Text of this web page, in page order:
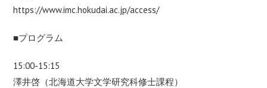
https://www.imc.hokudai.ac.jp/access/
■プログラム
15:00-15:15
澤井啓（北海道大学文学研究科修士課程）